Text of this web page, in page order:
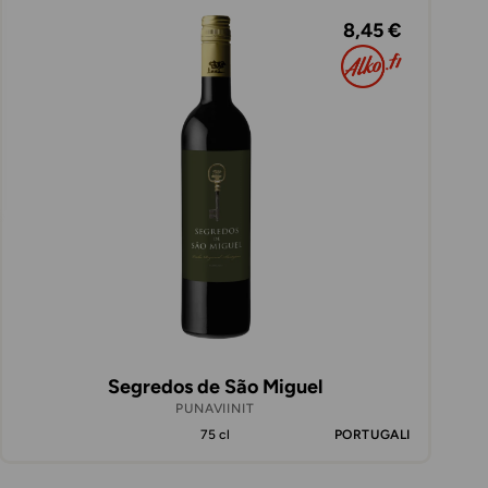
8,45 €
Segredos de São Miguel
PUNAVIINIT
75 cl
PORTUGALI